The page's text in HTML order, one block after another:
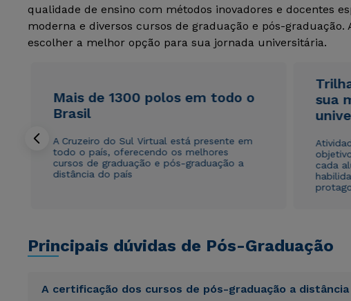
qualidade de ensino com métodos inovadores e docentes
moderna e diversos cursos de graduação e pós-graduação.
escolher a melhor opção para sua jornada universitária.
Mais de 1300 polos em todo o
Brasil
A Cruzeiro do Sul Virtual está presente em
todo o país, oferecendo os melhores
cursos de graduação e pós-graduação a
distância do país
sua
cada
Principais dúvidas de Pós-Graduação
A certificação dos cursos de pós-graduação a distância